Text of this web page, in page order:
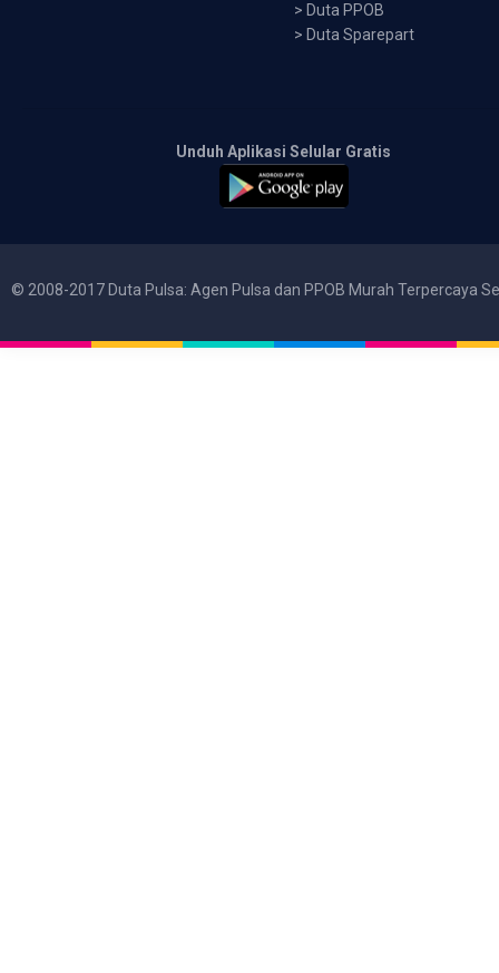
> Duta PPOB
> Duta Sparepart
Unduh Aplikasi Selular Gratis
© 2008-2017 Duta Pulsa: Agen Pulsa dan PPOB Murah Terpercaya